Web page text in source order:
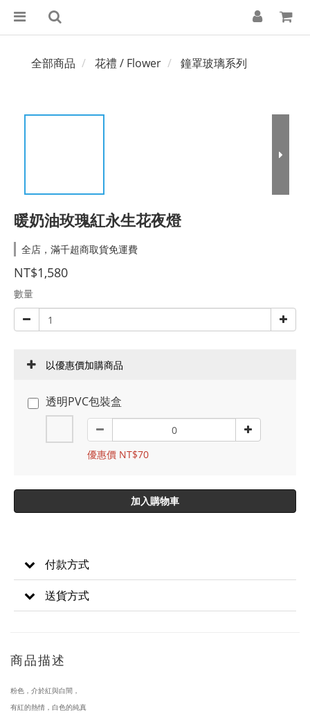
全部商品 花禮 / Flower 鐘罩玻璃系列
暖奶油玫瑰紅永生花夜燈
全店，滿千超商取貨免運費
NT$1,580
數量
以優惠價加購商品
透明PVC包裝盒
優惠價 NT$70
加入購物車
付款方式
送貨方式
商品描述
粉色，介於紅與白間，
有紅的熱情，白色的純真